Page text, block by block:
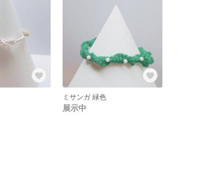
ミサンガ 緑色
展示中